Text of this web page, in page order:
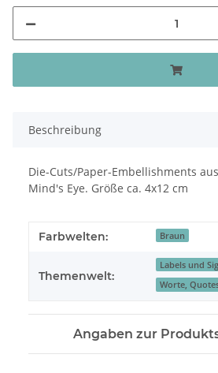
Beschreibung
Die-Cuts/Paper-Embellishments
Mind's Eye. Größe ca. 4x12 cm
Farbwelten: Braun
Themenwelt:
Labels und
Worte,
Angaben zur